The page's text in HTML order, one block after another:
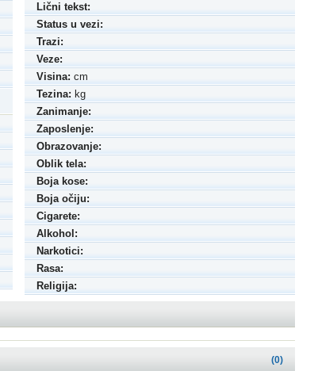
Lični tekst:
Status u vezi:
Trazi:
Veze:
Visina: cm
Tezina: kg
Zanimanje:
Zaposlenje:
Obrazovanje:
Oblik tela:
Boja kose:
Boja očiju:
Cigarete:
Alkohol:
Narkotici:
Rasa:
Religija:
(0)